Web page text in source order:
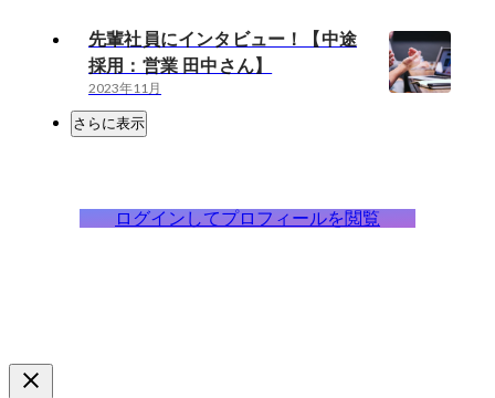
先輩社員にインタビュー！【中途
採用：営業 田中さん】
2023年11月
さらに表示
ログインしてプロフィールを閲覧